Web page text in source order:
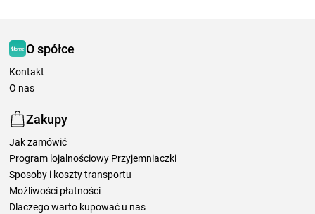
O spółce
Kontakt
O nas
Zakupy
Jak zamówić
Program lojalnościowy Przyjemniaczki
Sposoby i koszty transportu
Możliwości płatności
Dlaczego warto kupować u nas